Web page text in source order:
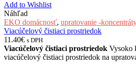
Add to Wishlist
Náhľad
EKO domácnosť, upratovanie -
Viacúčelový čistiaci prostriedok
11.40€ s DPH
Viacúčelový čistiaci prostriedok Vysoko
viacúčelový čistiaci prostriedok na